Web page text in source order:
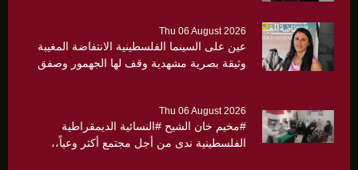
Thu 06 August 2026
عين على السينما الفلسطينية الانتفاضة المغيبة
وثيقة بصرية مشهدية وقف لها الجهمور وصفق
Thu 06 August 2026
#مخيم خان الشيح #النسائية الديمقراطية
الفلسطينية ندى من أجل مجتمع أكثر وعياً،،